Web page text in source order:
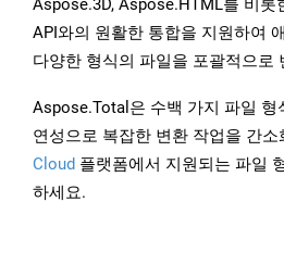
Aspose.3D, Aspose.HTML를 비롯
API와의 원활한 통합을 지원하여
다양한 형식의 파일을 포괄적으로
Aspose.Total은 수백 가지 파일 형
연성으로 복잡한 변환 작업을 간소
Cloud 플랫폼에서 지원되는 파일
하세요.